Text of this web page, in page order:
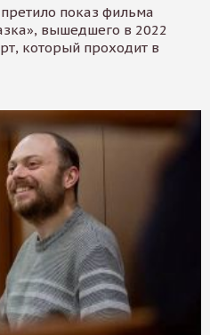
показ фильма
вышедшего в 2022
который проходит в